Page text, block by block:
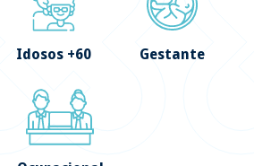
Idosos +60 Gestante